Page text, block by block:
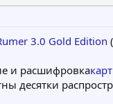
3.0 Gold Edition
и расшифровка
десятки